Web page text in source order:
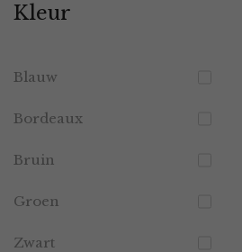
Kleur
Blauw
Bordeaux
Bruin
Groen
Zwart